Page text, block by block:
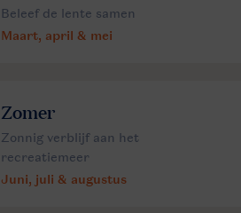
Beleef de lente samen
Maart, april & mei
Zomer
Zonnig verblijf aan het
recreatiemeer
Juni, juli & augustus